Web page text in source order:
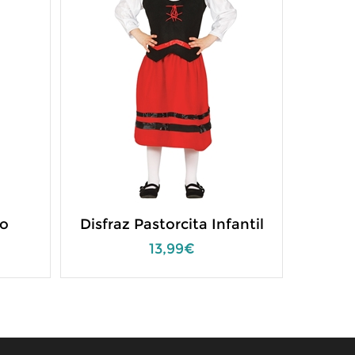
Disfraz Pastorcita Infantil
13,99€